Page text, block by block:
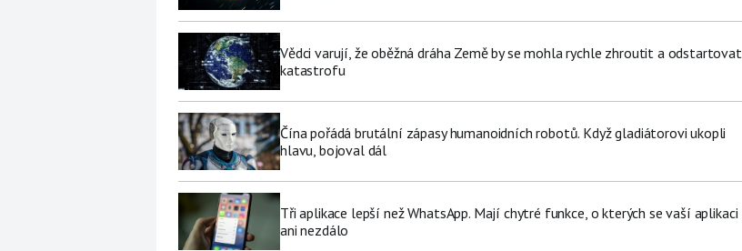
Vědci varují, že oběžná dráha Země by se mohla rychle zhroutit a odstartovat
katastrofu
Čína pořádá brutální zápasy humanoidních robotů. Když gladiátorovi ukopli
hlavu, bojoval dál
Tři aplikace lepší než WhatsApp. Mají chytré funkce, o kterých se vaší aplikaci
ani nezdálo